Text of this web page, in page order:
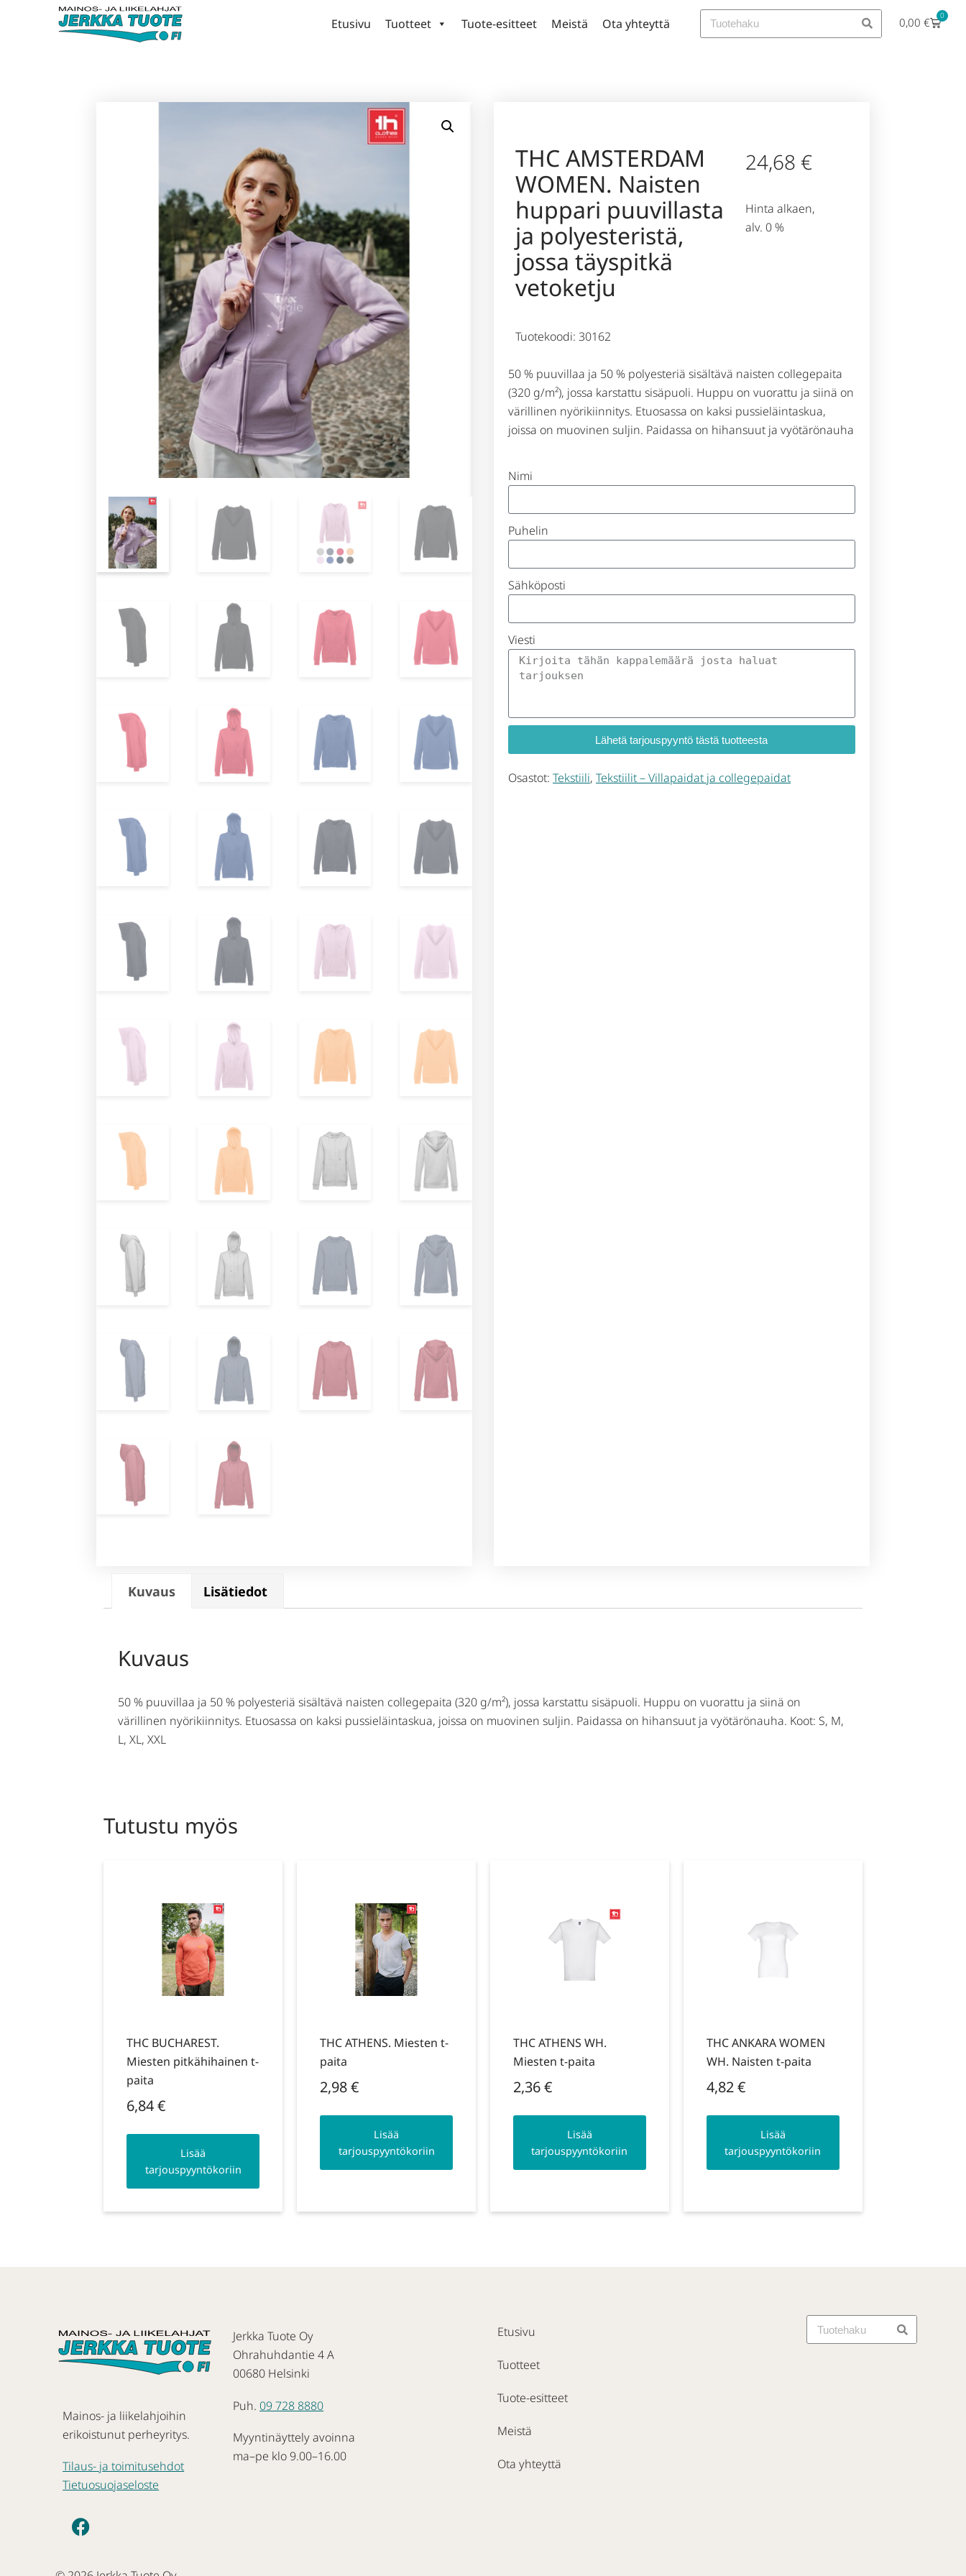
Etusivu Tuotteet Tuote-esitteet Meistä Ota yhteyttä 0,00€ 0
THC AMSTERDAM
WOMEN. Naisten
huppari puuvillasta
ja polyesteristä,
jossa täyspitkä
vetoketju
Tuotekoodi: 30162
24,68 €
Hinta alkaen,
alv. 0 %
50 % puuvillaa ja 50 % polyesteriä sisältävä naisten collegepaita
(320 g/m²), jossa karstattu sisäpuoli. Huppu on vuorattu ja siinä on
värillinen nyörikiinnitys. Etuosassa on kaksi pussieläintaskua,
joissa on muovinen suljin. Paidassa on hihansuut ja vyötärönauha
Nimi
Puhelin
Sähköposti
Viesti
Lähetä tarjouspyyntö tästä tuotteesta
Osastot: Tekstiili, Tekstiilit – Villapaidat ja collegepaidat
Kuvaus Lisätiedot
Kuvaus
50 % puuvillaa ja 50 % polyesteriä sisältävä naisten collegepaita (320 g/m²), jossa karstattu sisäpuoli. Huppu on vuorattu ja siinä on
värillinen nyörikiinnitys. Etuosassa on kaksi pussieläintaskua, joissa on muovinen suljin. Paidassa on hihansuut ja vyötärönauha. Koot: S, M,
L, XL, XXL
Tutustu myös
THC BUCHAREST.
Miesten pitkähihainen t-
paita
6,84€
Lisää
tarjouspyyntökoriin
THC ATHENS. Miesten t-
paita
2,98€
Lisää
tarjouspyyntökoriin
THC ATHENS WH.
Miesten t-paita
2,36€
Lisää
tarjouspyyntökoriin
THC ANKARA WOMEN
WH. Naisten t-paita
4,82€
Lisää
tarjouspyyntökoriin
Mainos- ja liikelahjoihin
erikoistunut perheyritys.
Tilaus- ja toimitusehdot
Tietuosuojaseloste
Jerkka Tuote Oy
Ohrahuhdantie 4 A
00680 Helsinki
Puh. 09 728 8880
Myyntinäyttely avoinna
ma–pe klo 9.00–16.00
Etusivu
Tuotteet
Tuote-esitteet
Meistä
Ota yhteyttä